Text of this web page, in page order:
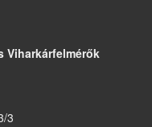
Viharkárfelmérők
3